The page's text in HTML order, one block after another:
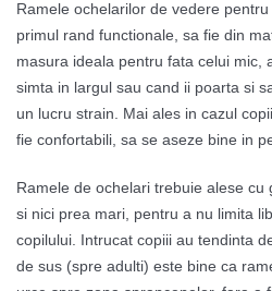
Ramele ochelarilor de vedere
primul rand functionale, sa fie din
masura ideala pentru fata celui mic,
simta in largul sau cand ii poarta si
un lucru strain. Mai ales in cazul
fie confortabili, sa se aseze bine in
Ramele de ochelari trebuie alese cu
si nici prea mari, pentru a nu limita
copilului. Intrucat copiii au tendinta
de sus (spre adulti) este bine ca